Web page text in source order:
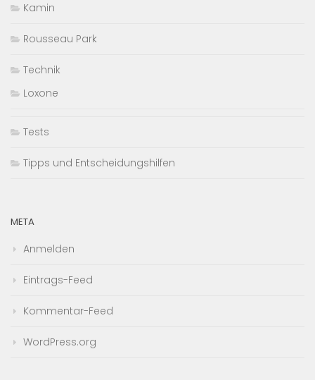
Kamin
Rousseau Park
Technik
Loxone
Tests
Tipps und Entscheidungshilfen
META
Anmelden
Eintrags-Feed
Kommentar-Feed
WordPress.org